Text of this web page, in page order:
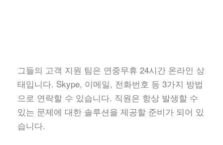
그들의 고객 지원 팀은 연중무휴 24시간 온라인 상
태입니다. Skype, 이메일, 전화번호 등 3가지 방법
으로 연락할 수 있습니다. 직원은 항상 발생할 수
있는 문제에 대한 솔루션을 제공할 준비가 되어 있
습니다.